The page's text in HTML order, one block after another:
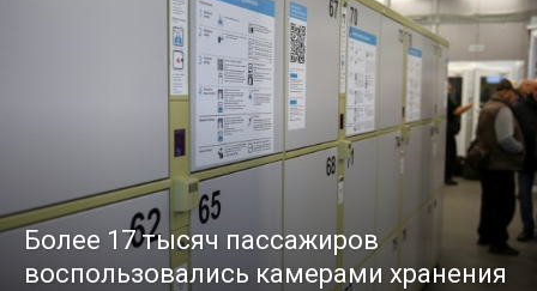
Более 17 тысяч пассажиров
воспользовались камерами хранения